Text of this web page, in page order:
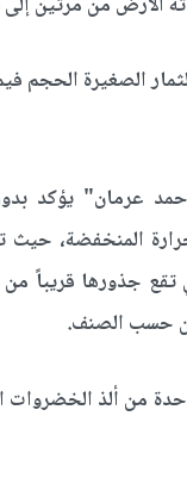
الصغيرة الحجم
عرمان" يؤكد
المنخفضة، حيث
تقع جذورها قريباً
من ألذ